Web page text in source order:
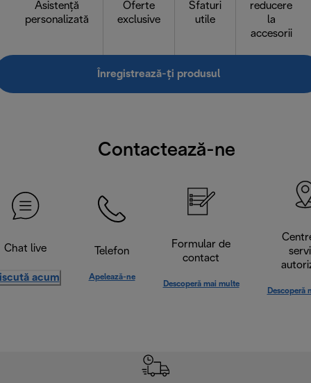
Asistență
personalizată
Oferte
exclusive
Sfaturi
utile
reducere
la
accesorii
Înregistrează-ți produsul
Contactează-ne
Chat live
acum
Telefon
Apelează-ne
Formular de
contact
Descoperă mai multe
Descoperă